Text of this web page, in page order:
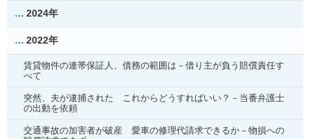
2024年
2022年
賃貸物件の連帯保証人、債務の範囲は－借り主が負う賠償責任す
べて
突然、夫が逮捕された これからどうすればいい？－当番弁護士
の出動を依頼
交通事故の加害者が破産 愛車の修理代請求できるか－物損への